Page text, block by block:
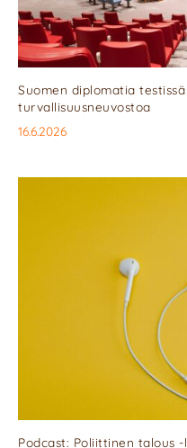
Suomen diplomatia
turvallisuusneuvostoa
16.6.2026
Podcast: Poliittinen talous